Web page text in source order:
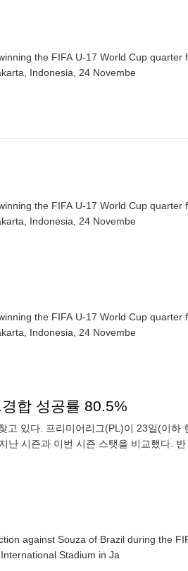
the FIFA U-17 World Cup quarter
Indonesia, 24 Novembe
the FIFA U-17 World Cup quarter
Indonesia, 24 Novembe
the FIFA U-17 World Cup quarter
Indonesia, 24 Novembe
합 성공률 80.5%
있다. 프리미어리그(PL)이 23일(이하
난 시즌과 이번 시즌 스탯을 비교했다.
against Souza of Brazil during the
Stadium in Ja